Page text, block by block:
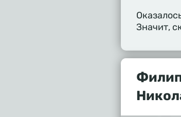
Значит,